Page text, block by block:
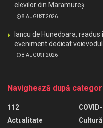
elevilor din Maramureș
8 AUGUST 2026
Iancu de Hunedoara,
eveniment dedicat
8 AUGUST 2026
Navighează după
112
Actualitate
Cultură